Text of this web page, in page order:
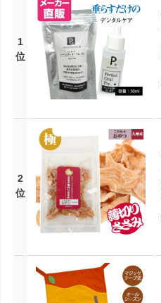
1
位
2
位